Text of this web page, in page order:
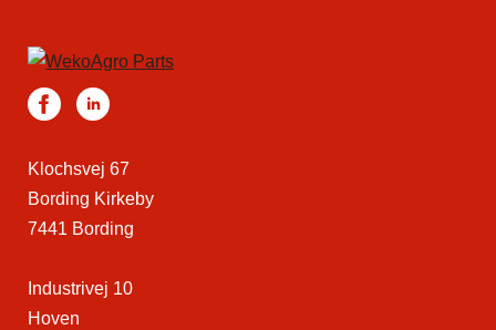
Klochsvej 67
Bording Kirkeby
7441 Bording
Industrivej 10
Hoven